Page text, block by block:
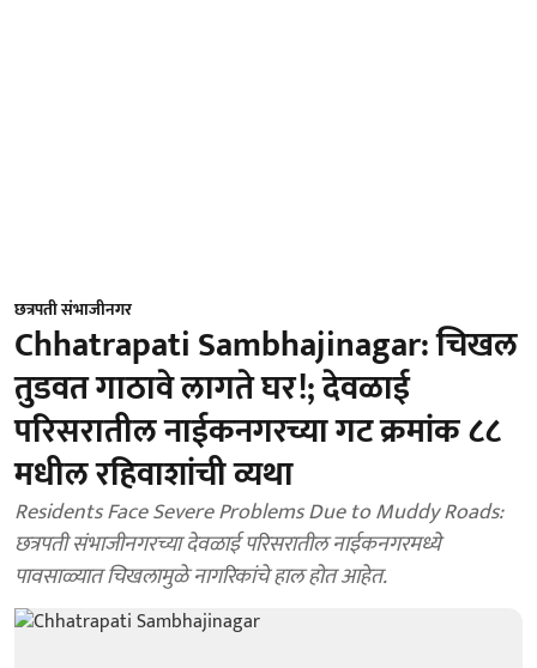
छत्रपती संभाजीनगर
Chhatrapati Sambhajinagar: चिखल
तुडवत गाठावे लागते घर!; देवळाई
परिसरातील नाईकनगरच्या गट क्रमांक ८८
मधील रहिवाशांची व्यथा
Residents Face Severe Problems Due to Muddy Roads:
छत्रपती संभाजीनगरच्या देवळाई परिसरातील नाईकनगरमध्ये
पावसाळ्यात चिखलामुळे नागरिकांचे हाल होत आहेत.